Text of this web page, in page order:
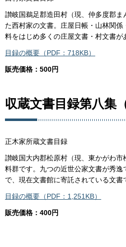
讃岐国鵜足郡造田村（現、仲多度郡ま
た西村家の文書。庄屋日帳・山林関
料をはじめ多くの庄屋文書・村文書が
目録の概要（PDF：718KB）
販売価格：500円
収蔵文書目録第八集
正木家所蔵文書目録
讃岐国大内郡松原村（現、東かがわ市
料群です。九つの近世公家文書が秀
で、現在文書館に寄託されている文書
目録の概要（PDF：1,251KB）
販売価格：400円